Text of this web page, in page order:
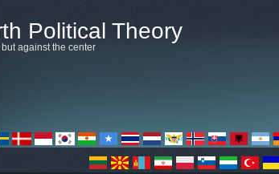
Political Theory
against the center